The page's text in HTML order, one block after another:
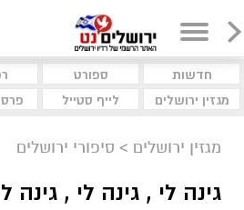
חדשות ספורט
מגזין ירושלים
לייף סטייל
מגזין ירושלים > סיפורי ירושלים
גינה לי , גינה לי , גינה